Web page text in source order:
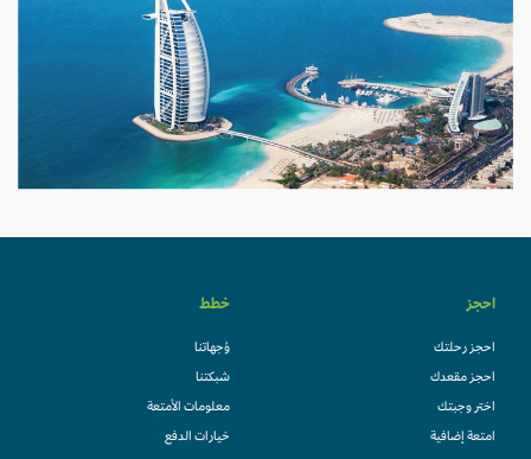
احجز
احجز رحلتك
احجز مقعدك
اختر وجبتك
امتعة إضافية
خطط
وُجهاتنا
شبكتنا
معلومات الأمتعة
خيارات الدفع